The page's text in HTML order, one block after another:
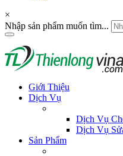
×
Nhập sản phẩm muốn tìm...
Giới Thiệu
Dịch Vụ
Dịch Vụ
Dịch Vụ
Sản Phẩm